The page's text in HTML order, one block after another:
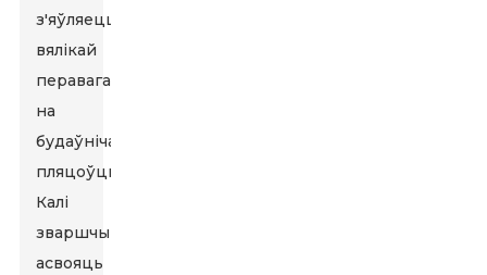
з'яўляецца
вялікай
перавагай
на
будаўнічай
пляцоўцы.
Калі
зваршчыкі
асвояць